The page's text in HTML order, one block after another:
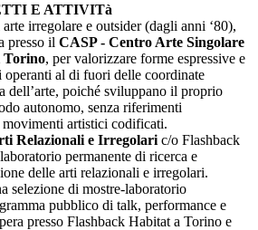
E ATTIVITà
irregolare e outsider (dagli anni ‘80),
presso il CASP - Centro Arte Singolare
Torino, per valorizzare forme espressive e
operanti al di fuori delle coordinate
dell’arte, poiché sviluppano il proprio
autonomo, senza riferimenti
artistici codificati.
Relazionali e Irregolari c/o Flashback
permanente di ricerca e
delle arti relazionali e irregolari.
selezione di mostre-laboratorio
pubblico di talk, performance e
presso Flashback Habitat a Torino e